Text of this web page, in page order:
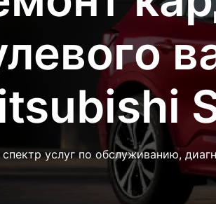
услуг по обслуживанию,